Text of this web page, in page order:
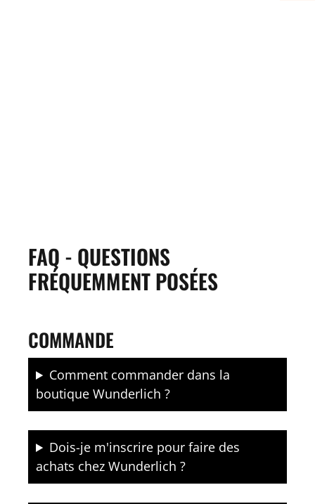
FAQ - QUESTIONS
FRÉQUEMMENT POSÉES
COMMANDE
Comment commander dans la
boutique Wunderlich ?
Dois-je m'inscrire pour faire des
achats chez Wunderlich ?